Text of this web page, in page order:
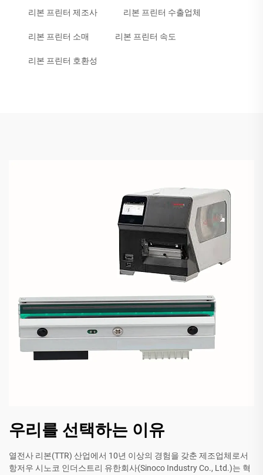
리본 프린터 제조사 리본 프린터 수출업체
리본 프린터 소매 리본 프린터 속도
리본 프린터 호환성
우리를 선택하는 이유
열전사 리본(TTR) 산업에서 10년 이상의 경험을 갖춘 제조업체로서
항저우 시노코 인더스트리 유한회사(Sinoco Industry Co., Ltd.)는 혁